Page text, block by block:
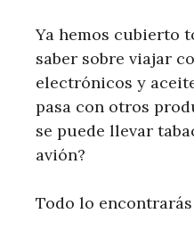
Ya hemos cubierto
saber sobre viajar
electrónicos y
pasa con otros
se puede llevar
avión?
Todo lo